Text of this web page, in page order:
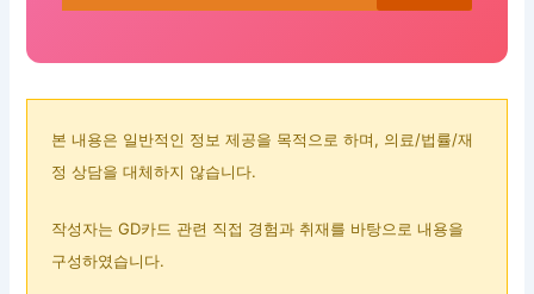
본 내용은 일반적인 정보 제공을 목적으로 하며, 의료/법률/재
정 상담을 대체하지 않습니다.
작성자는 GD카드 관련 직접 경험과 취재를 바탕으로 내용을
구성하였습니다.